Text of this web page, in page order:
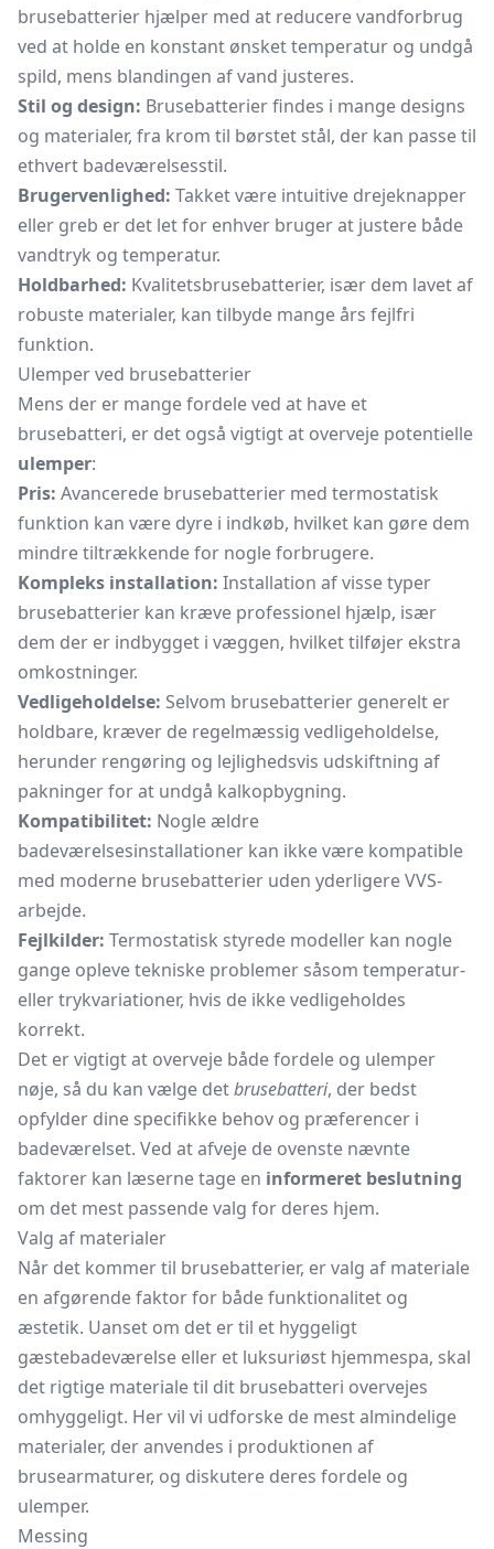
brusebatterier hjælper med at reducere vandforbrug
ved at holde en konstant ønsket temperatur og undgå
spild, mens blandingen af vand justeres.
Stil og design: Brusebatterier findes i mange designs
og materialer, fra krom til børstet stål, der kan passe til
ethvert badeværelsesstil.
Brugervenlighed: Takket være intuitive drejeknapper
eller greb er det let for enhver bruger at justere både
vandtryk og temperatur.
Holdbarhed: Kvalitetsbrusebatterier, især dem lavet af
robuste materialer, kan tilbyde mange års fejlfri
funktion.
Ulemper ved brusebatterier
Mens der er mange fordele ved at have et
brusebatteri, er det også vigtigt at overveje potentielle
ulemper:
Pris: Avancerede brusebatterier med termostatisk
funktion kan være dyre i indkøb, hvilket kan gøre dem
mindre tiltrækkende for nogle forbrugere.
Kompleks installation: Installation af visse typer
brusebatterier kan kræve professionel hjælp, især
dem der er indbygget i væggen, hvilket tilføjer ekstra
omkostninger.
Vedligeholdelse: Selvom brusebatterier generelt er
holdbare, kræver de regelmæssig vedligeholdelse,
herunder rengøring og lejlighedsvis udskiftning af
pakninger for at undgå kalkopbygning.
Kompatibilitet: Nogle ældre
badeværelsesinstallationer kan ikke være kompatible
med moderne brusebatterier uden yderligere VVS-
arbejde.
Fejlkilder: Termostatisk styrede modeller kan nogle
gange opleve tekniske problemer såsom temperatur-
eller trykvariationer, hvis de ikke vedligeholdes
korrekt.
Det er vigtigt at overveje både fordele og ulemper
nøje, så du kan vælge detbrusebatteri, der bedst
opfylder dine specifikke behov og præferencer i
badeværelset. Ved at afveje de ovenste nævnte
faktorer kan læserne tage en informeret beslutning
om det mest passende valg for deres hjem.
Valg af materialer
Når det kommer til brusebatterier, er valg af materiale
en afgørende faktor for både funktionalitet og
æstetik. Uanset om det er til et hyggeligt
gæstebadeværelse eller et luksuriøst hjemmespa, skal
det rigtige materiale til dit brusebatteri overvejes
omhyggeligt. Her vil vi udforske de mest almindelige
materialer, der anvendes i produktionen af
brusearmaturer, og diskutere deres fordele og
ulemper.
Messing